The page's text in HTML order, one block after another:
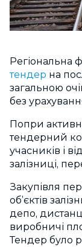
Регіональна
тендер на
загальною
без
Попри
тендерний
учасників і
залізниці,
Закупівля
об’єктів
депо,
виробничі
Тендер було